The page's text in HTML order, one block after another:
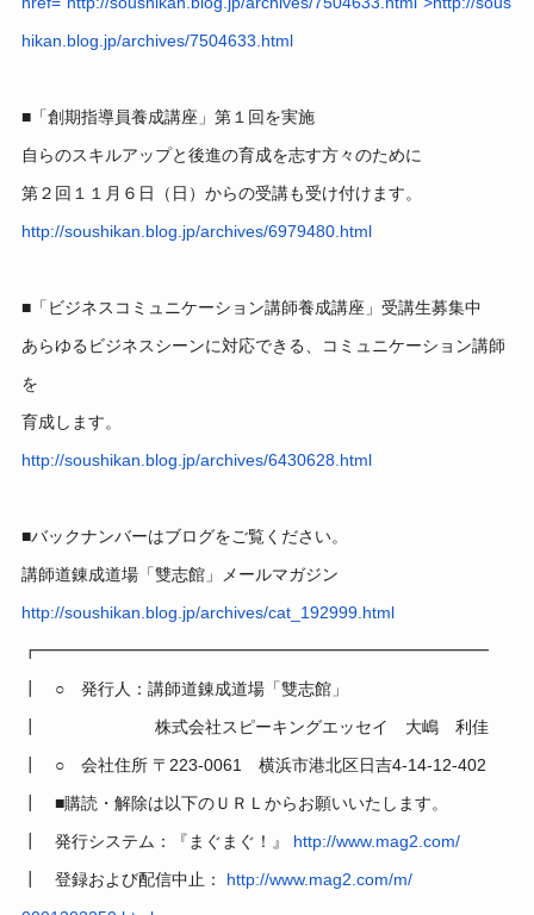
hikan.blog.jp/archives/7504633.html
■「創期指導員養成講座」第１回を実施
自らのスキルアップと後進の育成を志す方々のために
第２回１１月６日（日）からの受講も受け付けます。
http://soushikan.blog.jp/archives/6979480.html
■「ビジネスコミュニケーション講師養成講座」受講生募集中
あらゆるビジネスシーンに対応できる、コミュニケーション講師
を
育成します。
http://soushikan.blog.jp/archives/6430628.html
■バックナンバーはブログをご覧ください。
講師道錬成道場「雙志館」メールマガジン
http://soushikan.blog.jp/archives/cat_192999.html
┏━━━━━━━━━━━━━━━━━━━━━━━━━━━
┃ ○ 発行人：講師道錬成道場「雙志館」
┃ 株式会社スピーキングエッセイ 大嶋 利佳
┃ ○ 会社住所 〒223-0061 横浜市港北区日吉4-14-12-402
┃ ■購読・解除は以下のＵＲＬからお願いいたします。
┃ 発行システム：『まぐまぐ！』 http://www.mag2.com/
┃ 登録および配信中止： http://www.mag2.com/m/